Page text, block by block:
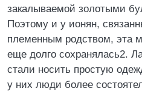
закалываемой золотыми
Поэтому и у ионян,
племенным родством, эта
еще долго сохранялась2.
стали носить простую
у них люди более